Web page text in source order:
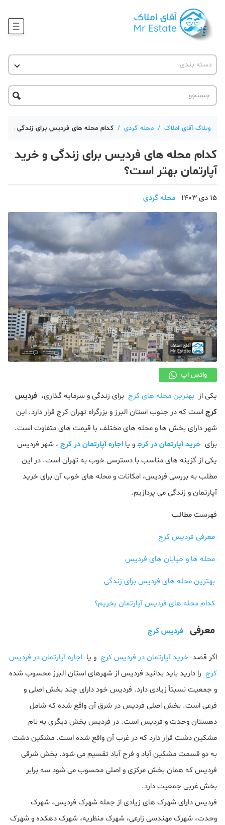
آموزش املاک
حقوقی
آکادمی
دسته بندی
آقای مشاور املاک
آکادمی آقای املاک
آموزش املاک
آموزش پلتفرم آقای املاک
تحلیل مسکن
دکوراسیون
صنعت ساختمان
محله گردی
معماری
ملکی
همایش و نمایشگاه
وبلاگ آقای املاک / محله گردی / کدام محله های فردیس برای زندگی و
کدام محله های فردیس برای زندگی و خرید
آپارتمان بهتر است؟
15 دی 1403 محله گردی
واتس اپ
یکی از بهترین محله های کرج برای زندگی و سرمایه گذاری، فردیس
کرجاست که در جنوب استان البرز و بزرگراه تهران کرج قرار دارد. این
شهر دارای بخش ها و محله های مختلف با قیمت های متفاوت است.
برای خرید آپارتمان در کرجو یا اجاره آپارتمان در کرج ، شهر فردیس
یکی از گزینه های مناسب با دسترسی خوب به تهران است. در این
مطلب به بررسی فردیس، امکانات و محله های خوب آن برای خرید
آپارتمان و زندگی می پردازیم.
فهرست مطالب
معرفی فردیس کرج
محله ها و خیابان های فردیس
بهترین محله های فردیس برای زندگی
کدام محله های فردیس آپارتمان بخریم؟
معرفی فردیس کرج
اگر قصد خرید آپارتمان در فردیس کرج و یا اجاره آپارتمان در فردیس
کرج را دارید باید بدانید فردیس از شهرهای استان البرز محسوب شده
و جمعیت نسبتاً زیادی دارد. فردیس خود دارای چند بخش اصلی و
فرعی است. بخش اصلی فردیس در شرق آن واقع شده که شامل
دهستان وحدت و فردیس است. در فردیس بخش دیگری به نام
مشکین دشت قرار دارد که در غرب آن واقع شده است. مشکین دشت
به دو قسمت مشکین آباد و فرح آباد تقسیم می شود. بخش شرقی
فردیس که همان بخش مرکزی و اصلی محسوب می شود سه برابر
بخش غربی جمعیت دارد.
فردیس دارای شهرک های زیادی از جمله شهرک فردیس، شهرک
وحدت، شهرک مهندسی زارعی، شهرک منظریه، شهرک دهکده و شهرک